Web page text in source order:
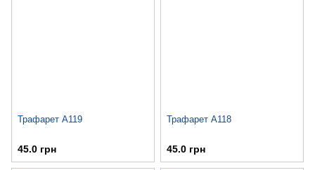
Трафарет A119
45.0 грн
Трафарет A118
45.0 грн